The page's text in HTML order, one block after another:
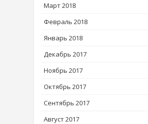
Март 2018
Февраль 2018
Январь 2018
Декабрь 2017
Ноябрь 2017
Октябрь 2017
Сентябрь 2017
Август 2017